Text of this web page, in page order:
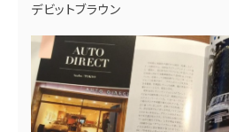
デビットブラウン